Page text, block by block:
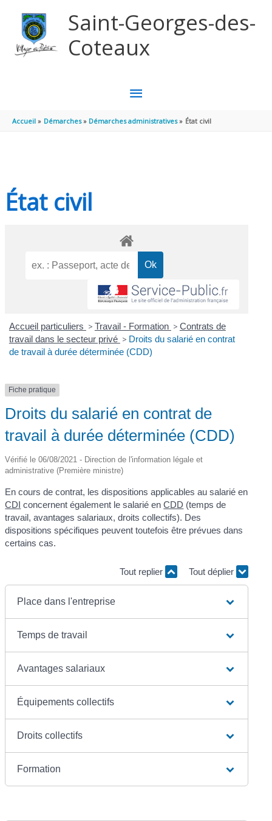
Saint-Georges-des-
Coteaux
MENU
PRINCIPAL
Accueil Démarches Démarches administratives État civil
État civil
Accueil particuliers > Travail - Formation > Contrats de
travail dans le secteur privé > Droits du salarié en contrat
de travail à durée déterminée (CDD)
Fiche pratique
Droits du salarié en contrat de
travail à durée déterminée (CDD)
Vérifié le 06/08/2021 - Direction de l'information légale et
administrative (Première ministre)
En cours de contrat, les dispositions applicables au salarié en
CDI concernent également le salarié enCDD (temps de
travail, avantages salariaux, droits collectifs). Des
dispositions spécifiques peuvent toutefois être prévues dans
certains cas.
Tout replier Tout déplier
Place dans l'entreprise
Temps de travail
Avantages salariaux
Équipements collectifs
Droits collectifs
Formation